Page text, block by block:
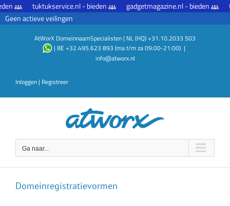
Ga
naar
inhoud
DomeinnaamBemiddeling
tuktukservice.nl - bieden gadgetmagazine.nl - bieden
indoorshutters.nl - bieden
DomeinVeiling
Geen actieve veilingen
AtWorX DomeinnaamSpecialisten | NL (HQ) +31.10.2033 503
| BE +32.495.623 893 (ma t/m za 09:00-21:00) |
info@atworx.nl
Inloggen | Registreer
Ga naar...
Domeinregistratievormen